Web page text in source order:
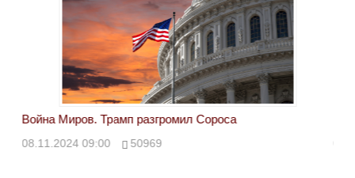
Война Миров. Трамп разгромил Сороса
08.11.2024 09:00 50969